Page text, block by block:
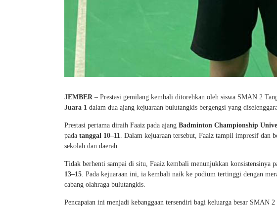
JEMBER – Prestasi gemilang kembali ditorehkan oleh siswa SMAN 2
Juara 1 dalam dua ajang kejuaraan bulutangkis bergengsi yang
Prestasi pertama diraih Faaiz pada ajang Badminton Championship
pada tanggal 10–11 . Dalam kejuaraan tersebut, Faaiz tampil impresif dan
sekolah dan daerah.
Tidak berhenti sampai di situ, Faaiz kembali menunjukkan konsistensinya
13–15 . Pada kejuaraan ini, ia kembali naik ke podium tertinggi dengan
cabang olahraga bulutangkis.
Pencapaian ini menjadi kebanggaan tersendiri bagi keluarga besar SMAN